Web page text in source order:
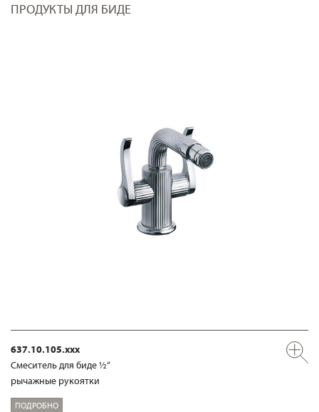
ПРОДУКТЫ ДЛЯ БИДЕ
637.10.105.xxx
Смеситель для биде ½“
рычажные рукоятки
ПОДРОБНО